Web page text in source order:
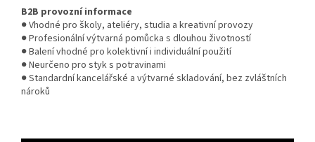
B2B provozní informace
● Vhodné pro školy, ateliéry, studia a kreativní provozy
● Profesionální výtvarná pomůcka s dlouhou životností
● Balení vhodné pro kolektivní i individuální použití
● Neurčeno pro styk s potravinami
● Standardní kancelářské a výtvarné skladování, bez zvláštních
nároků